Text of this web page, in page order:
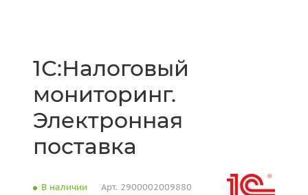
1С:Налоговый
мониторинг.
Электронная
поставка
В наличии Арт. 2900002009880